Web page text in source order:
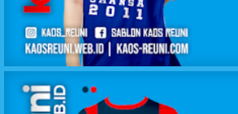
KAOS KELAS IPA SMANSA 2011